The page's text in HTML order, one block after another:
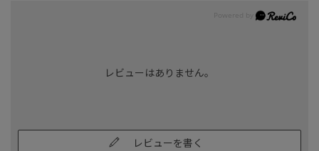
レビューはありません。
レビューを書く